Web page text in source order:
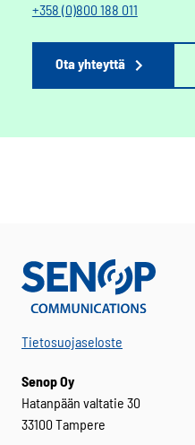
+358 (0)800 188 011
Ota yhteyttä
Tietosuojaseloste
Senop Oy
Hatanpään valtatie 30
33100 Tampere